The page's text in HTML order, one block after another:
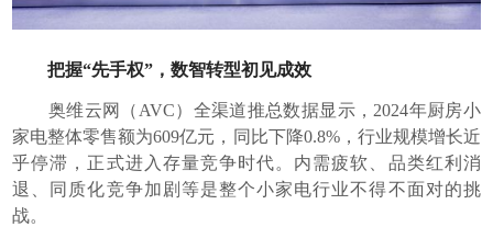
把握“先手权”，数智转型初见成效
奥维云网（AVC）全渠道推总数据显示，2024年厨房小
家电整体零售额为609亿元，同比下降0.8%，行业规模增长近
乎停滞，正式进入存量竞争时代。内需疲软、品类红利消
退、同质化竞争加剧等是整个小家电行业不得不面对的挑
战。